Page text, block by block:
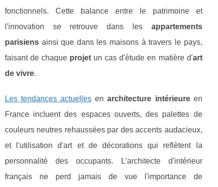
fonctionnels. Cette balance entre le patrimoine et
l'innovation se retrouve dans les appartements
parisiens ainsi que dans les maisons à travers le pays,
faisant de chaque projet un cas d'étude en matière d'art
de vivre.
Les tendances actuelles enarchitecture intérieureen
France incluent des espaces ouverts, des palettes de
couleurs neutres rehaussées par des accents audacieux,
et l'utilisation d'art et de décorations qui reflètent la
personnalité des occupants. L'architecte d'intérieur
français ne perd jamais de vue l'importance de